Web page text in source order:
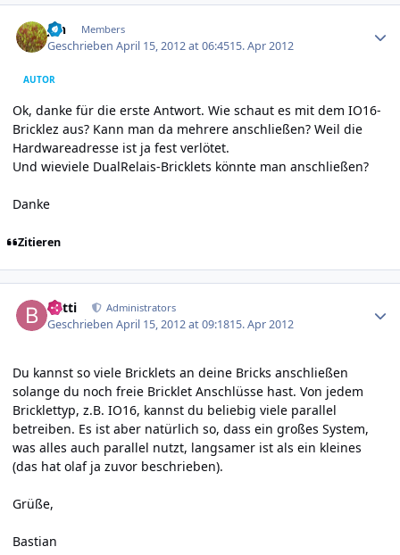
jan Members
GeschriebenApril 15, 2012 at 06:4515. Apr 2012
AUTOR
Ok, danke für die erste Antwort. Wie schaut es mit dem IO16-
Bricklez aus? Kann man da mehrere anschließen? Weil die
Hardwareadresse ist ja fest verlötet.
Und wieviele DualRelais-Bricklets könnte man anschließen?
Danke
Zitieren
batti Administrators
GeschriebenApril 15, 2012 at 09:1815. Apr 2012
Du kannst so viele Bricklets an deine Bricks anschließen
solange du noch freie Bricklet Anschlüsse hast. Von jedem
Bricklettyp, z.B. IO16, kannst du beliebig viele parallel
betreiben. Es ist aber natürlich so, dass ein großes System,
was alles auch parallel nutzt, langsamer ist als ein kleines
(das hat olaf ja zuvor beschrieben).
Grüße,
Bastian